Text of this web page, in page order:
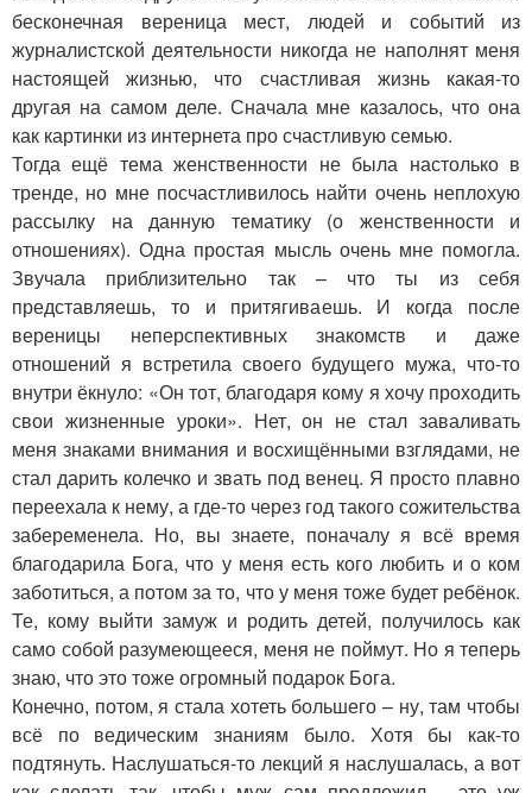
бесконечная вереница мест, людей и событий из
журналистской деятельности никогда не наполнят меня
настоящей жизнью, что счастливая жизнь какая-то
другая на самом деле. Сначала мне казалось, что она
как картинки из интернета про счастливую семью.
Тогда ещё тема женственности не была настолько в
тренде, но мне посчастливилось найти очень неплохую
рассылку на данную тематику (о женственности и
отношениях). Одна простая мысль очень мне помогла.
Звучала приблизительно так – что ты из себя
представляешь, то и притягиваешь. И когда после
вереницы неперспективных знакомств и даже
отношений я встретила своего будущего мужа, что-то
внутри ёкнуло: «Он тот, благодаря кому я хочу проходить
свои жизненные уроки». Нет, он не стал заваливать
меня знаками внимания и восхищёнными взглядами, не
стал дарить колечко и звать под венец. Я просто плавно
переехала к нему, а где-то через год такого сожительства
забеременела. Но, вы знаете, поначалу я всё время
благодарила Бога, что у меня есть кого любить и о ком
заботиться, а потом за то, что у меня тоже будет ребёнок.
Те, кому выйти замуж и родить детей, получилось как
само собой разумеющееся, меня не поймут. Но я теперь
знаю, что это тоже огромный подарок Бога.
Конечно, потом, я стала хотеть большего – ну, там чтобы
всё по ведическим знаниям было. Хотя бы как-то
подтянуть. Наслушаться-то лекций я наслушалась, а вот